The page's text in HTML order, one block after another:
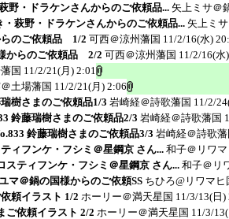
野・ドラケンさんからのご依頼品... 矢上ミサ＠
萩野・ドラケンさんからのご依頼品... 矢上ミ
らのご依頼品 1/2 可西＠涼州藩国 11/2/16(水)
からのご依頼品 2/2 可西＠涼州藩国 11/2/16(水
国 11/2/21(月) 2:01
土場藩国 11/2/21(月) 2:06
樹さまのご依頼品1/3 岩崎経＠詩歌藩国 11/2/
鈴藤瑞樹さまのご依頼品2/3 岩崎経＠詩歌藩国
鈴藤瑞樹さまのご依頼品3/3 岩崎経＠詩歌
ィフンケ・フシミ＠星鋼京 さん... 和子＠リワ
スティフンケ・フシミ＠星鋼京 さん... 和子＠リ
マ＠鍋の国様からのご依頼SS ちひろ@リワマヒ
頼イラスト 1/2 ホーリー＠満天星国 11/3/13(日)
ご依頼イラスト 2/2 ホーリー＠満天星国 11/3/